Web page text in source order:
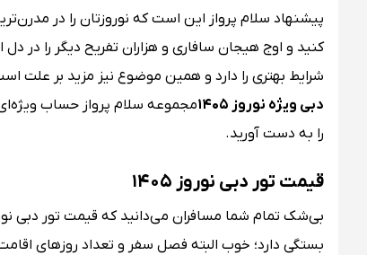
پیشنهاد سلام پرواز این است که نوروزتان را در
کنید و اوج هیجان سافاری و هزاران تفریح دیگر را
شرایط بهتری را دارد و همین موضوع نیز مزید بر علت
دبی ویژه نوروز ۱۴۰۵
مجموعه سلام پرواز حساب
را به دست آورید.
قیمت تور دبی نوروز ۱۴۰۵
بی‌شک تمام شما مسافران می‌دانید که قیمت تور دبی